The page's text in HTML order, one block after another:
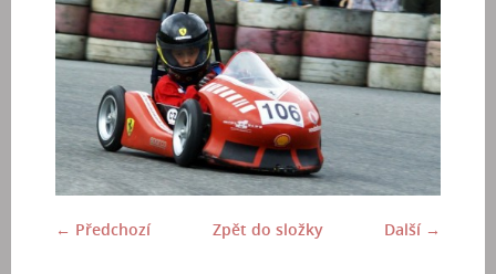
← Předchozí Další →
Zpět do složky